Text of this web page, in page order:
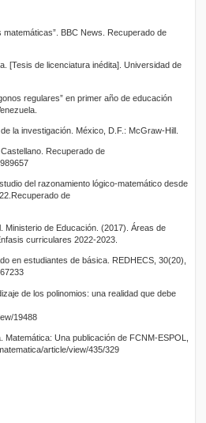
BBC News. Recuperado de
[Tesis de licenciatura inédita]. Universidad de
regulares” en primer año de educación
la investigación. México, D.F.: McGraw-Hill.
Recuperado de
del razonamiento lógico-matemático desde
de
Ministerio de Educación. (2017). Áreas de
curriculares 2022-2023.
en estudiantes de básica. REDHECS, 30(20),
de los polinomios: una realidad que debe
19488
Una publicación de FCNM-ESPOL,
article/view/435/329